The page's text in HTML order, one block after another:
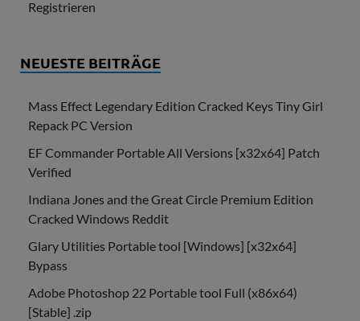
Registrieren
NEUESTE BEITRÄGE
Mass Effect Legendary Edition Cracked Keys Tiny Girl
Repack PC Version
EF Commander Portable All Versions [x32x64] Patch
Verified
Indiana Jones and the Great Circle Premium Edition
Cracked Windows Reddit
Glary Utilities Portable tool [Windows] [x32x64]
Bypass
Adobe Photoshop 22 Portable tool Full (x86x64)
[Stable] .zip